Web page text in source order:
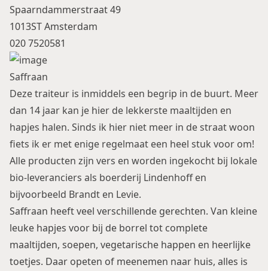
Spaarndammerstraat 49
1013ST Amsterdam
020 7520581
Saffraan
Deze traiteur is inmiddels een begrip in de buurt. Meer
dan 14 jaar kan je hier de lekkerste maaltijden en
hapjes halen. Sinds ik hier niet meer in de straat woon
fiets ik er met enige regelmaat een heel stuk voor om!
Alle producten zijn vers en worden ingekocht bij lokale
bio-leveranciers als boerderij Lindenhoff en
bijvoorbeeld Brandt en Levie.
Saffraan heeft veel verschillende gerechten. Van kleine
leuke hapjes voor bij de borrel tot complete
maaltijden, soepen, vegetarische happen en heerlijke
toetjes. Daar opeten of meenemen naar huis, alles is